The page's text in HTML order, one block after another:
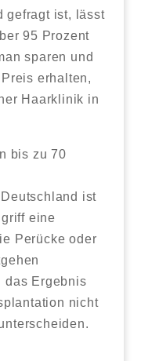
gefragt ist, lässt
95 Prozent
sparen und
erhalten,
Haarklinik in
bis zu 70
ist
eine
Perücke oder
das Ergebnis
nicht